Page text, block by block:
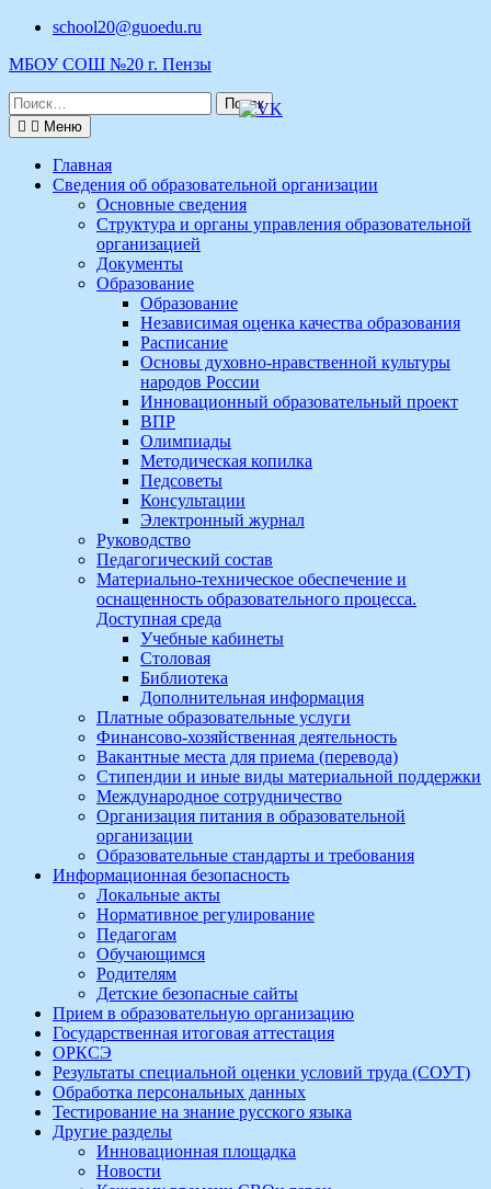
Перейти
содержимому
school20@guoedu.ru
МБОУ СОШ №20 г. Пензы
Поиск
по:
Меню
Главная
Сведения об образовательной организации
Основные сведения
Структура и органы управления образовательной
организацией
Документы
Образование
Образование
Независимая оценка качества образования
Расписание
Основы духовно-нравственной культуры
народов России
Инновационный образовательный проект
ВПР
Олимпиады
Методическая копилка
Педсоветы
Консультации
Электронный журнал
Руководство
Педагогический состав
Материально-техническое обеспечение и
оснащенность образовательного процесса.
Доступная среда
Учебные кабинеты
Столовая
Библиотека
Дополнительная информация
Платные образовательные услуги
Финансово-хозяйственная деятельность
Вакантные места для приема (перевода)
Стипендии и иные виды материальной поддержки
Международное сотрудничество
Организация питания в образовательной
организации
Образовательные стандарты и требования
Информационная безопасность
Локальные акты
Нормативное регулирование
Педагогам
Обучающимся
Родителям
Детские безопасные сайты
Прием в образовательную организацию
Государственная итоговая аттестация
ОРКСЭ
Результаты специальной оценки условий труда (СОУТ)
Обработка персональных данных
Тестирование на знание русского языка
Другие разделы
Инновационная площадка
Новости